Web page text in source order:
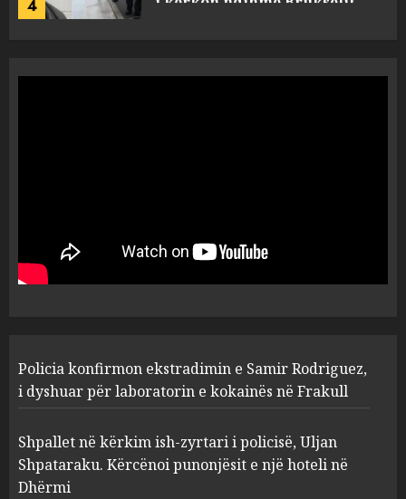
5 AUGUST 7, 2026
2
Kërcënoi punonjësit e një
hoteli në Dhërmi
AUGUST 7, 2026
3
Eglind Mançja punonte tek
Kredo.al, vuri në Linkedin
foto të një personi tjetër
Policia konfirmon ekstradimin e Samir Rodriguez,
i dyshuar për laboratorin e kokainës në Frakull
Shpallet në kërkim ish-zyrtari i policisë, Uljan
Shpataraku. Kërcënoi punonjësit e një hoteli në
Dhërmi